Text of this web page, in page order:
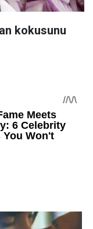
kokusunu